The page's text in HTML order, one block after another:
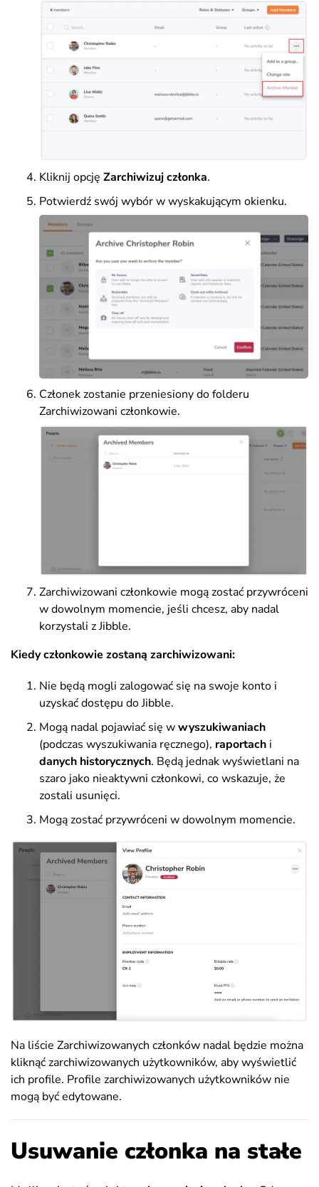
Kliknij opcję Zarchiwizuj członka.
Potwierdź swój wybór w wyskakującym okienku.
Członek zostanie przeniesiony do folderu
Zarchiwizowani członkowie.
Zarchiwizowani członkowie mogą zostać przywróceni
w dowolnym momencie, jeśli chcesz, aby nadal
korzystali z Jibble.
Kiedy członkowie zostaną zarchiwizowani:
Nie będą mogli zalogować się na swoje konto i
uzyskać dostępu do Jibble.
Mogą nadal pojawiać się wwyszukiwaniach
(podczas wyszukiwania ręcznego), raportach i
danych historycznych. Będą jednak wyświetlani na
szaro jako nieaktywni członkowi, co wskazuje, że
zostali usunięci.
Mogą zostać przywróceni w dowolnym momencie.
Na liście Zarchiwizowanych członków nadal będzie można
kliknąć zarchiwizowanych użytkowników, aby wyświetlić
ich profile. Profile zarchiwizowanych użytkowników nie
mogą być edytowane.
Usuwanie członka na stałe